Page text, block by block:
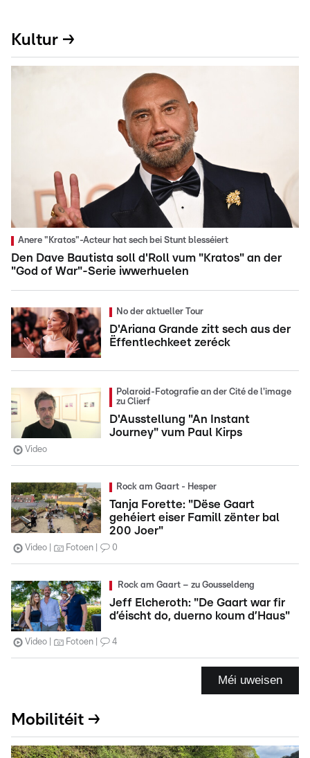
Kultur →
Anere "Kratos"-Acteur hat sech bei Stunt blesséiert
Den Dave Bautista soll d'Roll vum "Kratos" an der
"God of War"-Serie iwwerhuelen
No der aktueller Tour
D'Ariana Grande zitt sech aus der
Ëffentlechkeet zeréck
Polaroid-Fotografie an der Cité de l'image
zu Clierf
D'Ausstellung "An Instant
Journey" vum Paul Kirps
Video
Rock am Gaart - Hesper
Tanja Forette: "Dëse Gaart
gehéiert eiser Famill zënter bal
200 Joer"
Video Fotoen 0
Rock am Gaart – zu Gousseldeng
Jeff Elcheroth: "De Gaart war fir
d’éischt do, duerno koum d’Haus"
Video Fotoen 4
Méi uweisen
Mobilitéit →